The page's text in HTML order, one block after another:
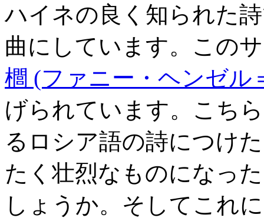
ハイネの良く知られた
曲にしています。この
櫚 (ファニー・ヘンゼル
げられています。こち
るロシア語の詩につけ
たく壮烈なものになっ
しょうか。そしてこれ